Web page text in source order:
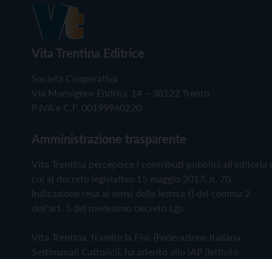
Vita Trentina Editrice
Società Cooperativa
Via Monsignor Endrici, 14 – 38122 Trento
P.IVA e C.F. 00199960220
Amministrazione trasparente
Vita Trentina percepisce i contributi pubblici all'editoria
cui al decreto legislativo 15 maggio 2017, n. 70.
Indicazione resa ai sensi della lettera f) del comma 2
dell'art. 5 del medesimo decreto Lgs.
Vita Trentina, tramite la Fisc (Federazione Italiana
Settimanali Cattolici), ha aderito allo IAP (Istituto